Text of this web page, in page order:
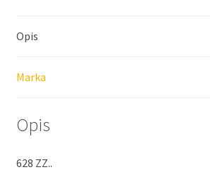
Opis
Marka
Opis
628 ZZ..